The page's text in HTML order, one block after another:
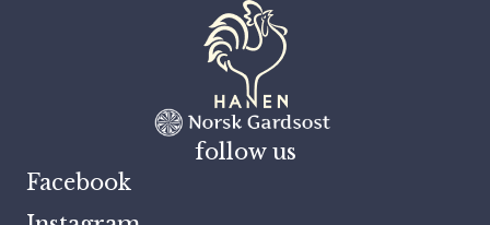
follow us
Facebook